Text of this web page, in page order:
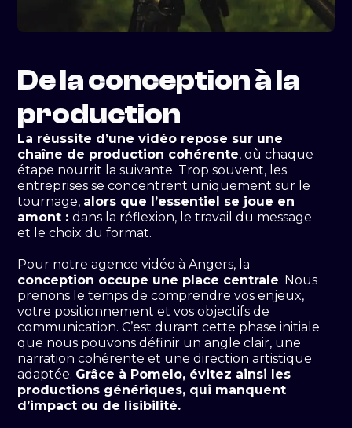
De la conception à la
production
La réussite d’une vidéo repose sur une
chaîne de production cohérente, où chaque
étape nourrit la suivante. Trop souvent, les
entreprises se concentrent uniquement sur le
tournage, alors que l’essentiel se joue en
amont :dans la réflexion, le travail du message
et le choix du format.
Pour notre agence vidéo à Angers, la
conception occupe une place centrale. Nous
prenons le temps de comprendre vos enjeux,
votre positionnement et vos objectifs de
communication. C’est durant cette phase initiale
que nous pouvons définir un angle clair, une
narration cohérente et une direction artistique
adaptée. Grâce à Pomelo, évitez ainsi les
productions génériques, qui manquent
d’impact ou de lisibilité.